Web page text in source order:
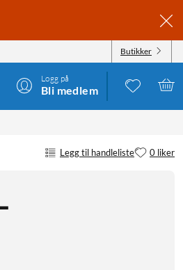
Butikker
Logg på
Bli medlem
Legg til handleliste 0 liker